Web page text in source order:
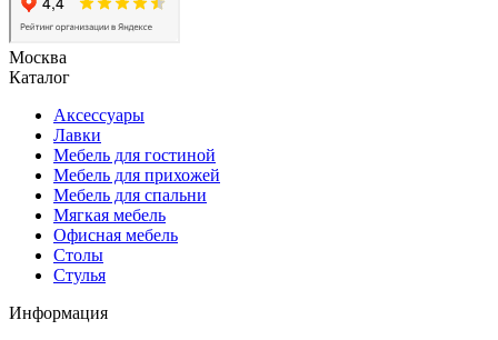
Москва
Каталог
Аксессуары
Лавки
Мебель для гостиной
Мебель для прихожей
Мебель для спальни
Мягкая мебель
Офисная мебель
Столы
Стулья
Информация